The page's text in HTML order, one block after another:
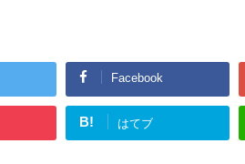
Facebook
B! はてブ